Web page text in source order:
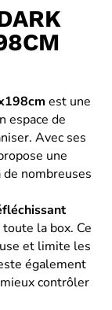
est une
espace de
Avec ses
une
nombreuses
la box. Ce
et limite les
également
contrôler